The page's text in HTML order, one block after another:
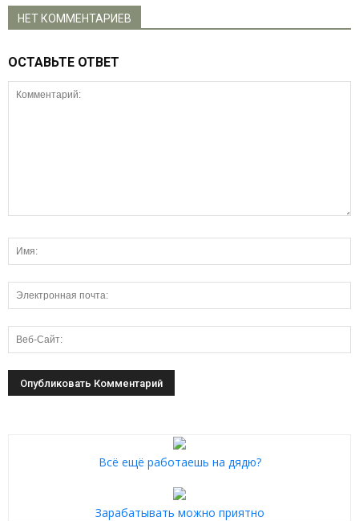
НЕТ КОММЕНТАРИЕВ
ОСТАВЬТЕ ОТВЕТ
Всё ещё работаешь на дядю?
Зарабатывать можно приятно